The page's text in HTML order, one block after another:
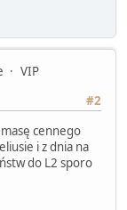
VIP
#2
cennego
i z dnia na
do L2 sporo